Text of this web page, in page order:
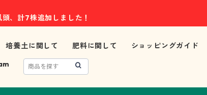
、計7株追加しました！
培養土に関して 肥料に関して
ショッピングガイド